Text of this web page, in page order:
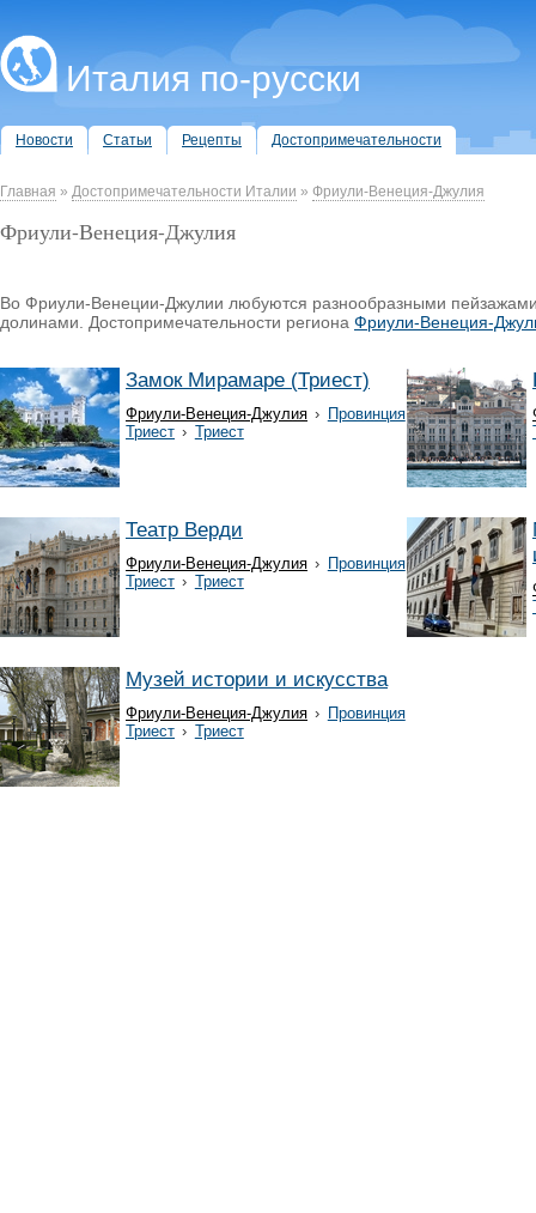
Италия по-русски
Новости Статьи Рецепты Достопримечательности
Главная » Достопримечательности Италии » Фриули-Венеция-Джулия
Фриули-Венеция-Джулия
Во Фриули-Венеции-Джулии любуются разнообразными
долинами. Достопримечательности региона Фриули-Венеция-
Замок Мирамаре (Триест)
Фриули-Венеция-Джулия › Провинция
Триест › Триест
Театр Верди
Фриули-Венеция-Джулия › Провинция
Триест › Триест
Музей истории и искусства
Фриули-Венеция-Джулия › Провинция
Триест › Триест